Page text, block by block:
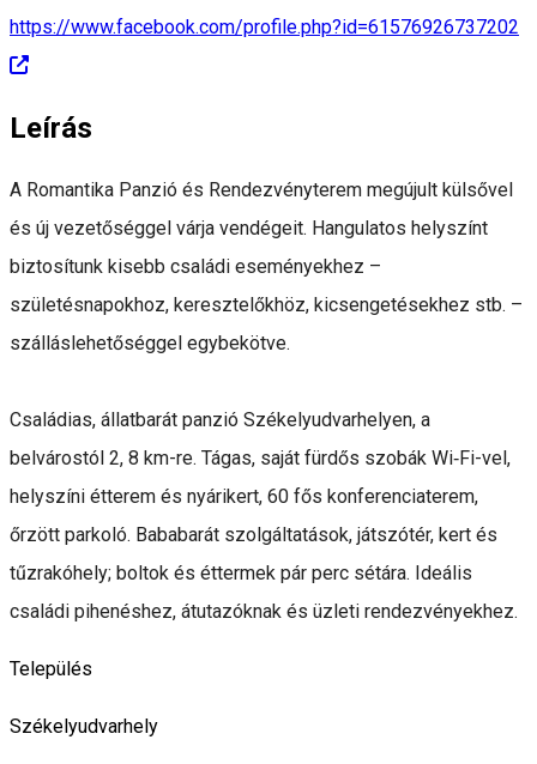
https://www.facebook.com/profile.php?id=61576926737202
Leírás
A Romantika Panzió és Rendezvényterem megújult külsővel
és új vezetőséggel várja vendégeit. Hangulatos helyszínt
biztosítunk kisebb családi eseményekhez –
születésnapokhoz, keresztelőkhöz, kicsengetésekhez stb. –
szálláslehetőséggel egybekötve.
Családias, állatbarát panzió Székelyudvarhelyen, a
belvárostól 2, 8 km-re. Tágas, saját fürdős szobák Wi‑Fi-vel,
helyszíni étterem és nyárikert, 60 fős konferenciaterem,
őrzött parkoló. Bababarát szolgáltatások, játszótér, kert és
tűzrakóhely; boltok és éttermek pár perc sétára. Ideális
családi pihenéshez, átutazóknak és üzleti rendezvényekhez.
Település
Székelyudvarhely